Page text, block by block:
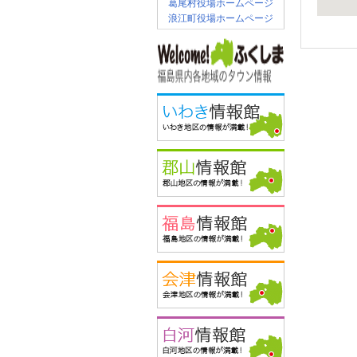
葛尾村役場ホームページ
浪江町役場ホームページ